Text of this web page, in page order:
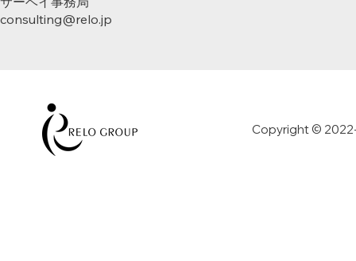
consulting@relo.jp
Copyright ©